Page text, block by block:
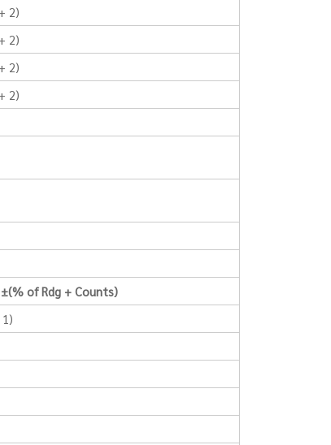
2)
2)
2)
2)
of Rdg + Counts)